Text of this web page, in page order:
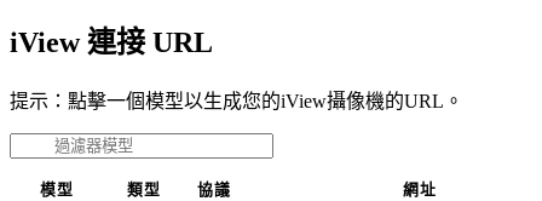
iView 連接 URL
提示：點擊一個模型以生成您的iView攝像機的URL。
模型 類型 協議 網址